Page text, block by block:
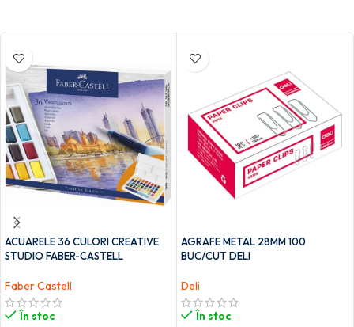
ACUARELE 36 CULORI CREATIVE
STUDIO FABER-CASTELL
Faber Castell
În stoc
AGRAFE METAL 28MM 100
BUC/CUT DELI
Deli
În stoc